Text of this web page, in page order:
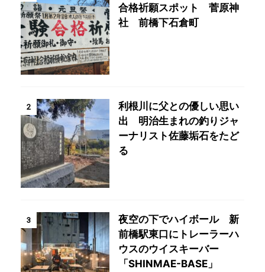
合格祈願スポット 菅原神
社 前橋下石倉町
2
利根川に父との優しい思い
出 明治生まれの釣りジャ
ーナリスト佐藤垢石をたど
る
3
夜空の下でハイボール 新
前橋駅東口にトレーラーハ
ウスのウイスキーバー
「SHINMAE-BASE」